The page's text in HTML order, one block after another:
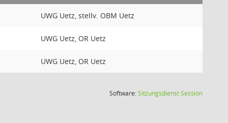
UWG Uetz, stellv. OBM Uetz
UWG Uetz, OR Uetz
UWG Uetz, OR Uetz
Software:SitzungsdienstSession(Wird in